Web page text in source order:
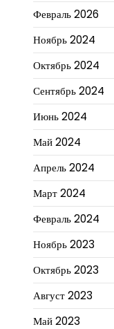
Февраль 2026
Ноябрь 2024
Октябрь 2024
Сентябрь 2024
Июнь 2024
Май 2024
Апрель 2024
Март 2024
Февраль 2024
Ноябрь 2023
Октябрь 2023
Август 2023
Май 2023